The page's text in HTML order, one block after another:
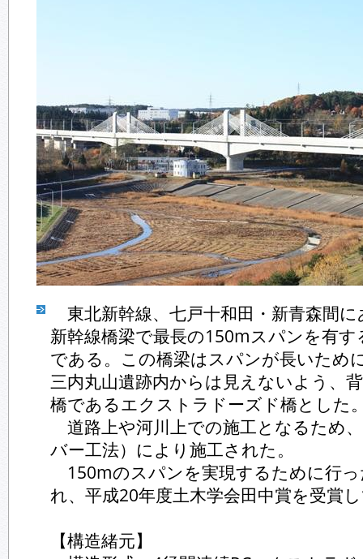
東北新幹線、七戸十和田・新青森間
新幹線橋梁で最長の150mスパンを有
である。この橋梁はスパンが長いため
三内丸山遺跡内からは見えないよう、
橋であるエクストラドーズド橋とした
道路上や河川上での施工となるため
バー工法）により施工された。
150mのスパンを実現するために行
れ、平成20年度土木学会田中賞を受賞
【構造緒元】